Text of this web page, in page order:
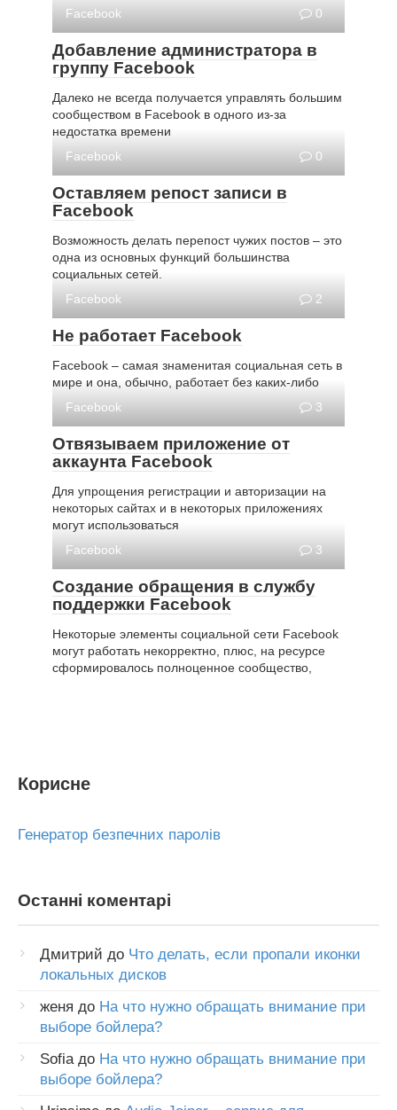
Facebook 0
Добавление администратора в
группу Facebook
Далеко не всегда получается управлять большим
сообществом в Facebook в одного из-за
недостатка времени
Facebook
0
Оставляем репост записи в
Facebook
Возможность делать перепост чужих постов – это
одна из основных функций большинства
социальных сетей.
Facebook
2
Не работает Facebook
Facebook – самая знаменитая социальная сеть в
мире и она, обычно, работает без каких-либо
Facebook
3
Отвязываем приложение от
аккаунта Facebook
Для упрощения регистрации и авторизации на
некоторых сайтах и в некоторых приложениях
могут использоваться
Facebook
3
Создание обращения в службу
поддержки Facebook
Некоторые элементы социальной сети Facebook
могут работать некорректно, плюс, на ресурсе
сформировалось полноценное сообщество,
Корисне
Генератор безпечних паролів
Останні коментарі
Дмитрий до Что делать, если пропали иконки
локальных дисков
женя до На что нужно обращать внимание при
выборе бойлера?
Sofiaдо На что нужно обращать внимание при
выборе бойлера?